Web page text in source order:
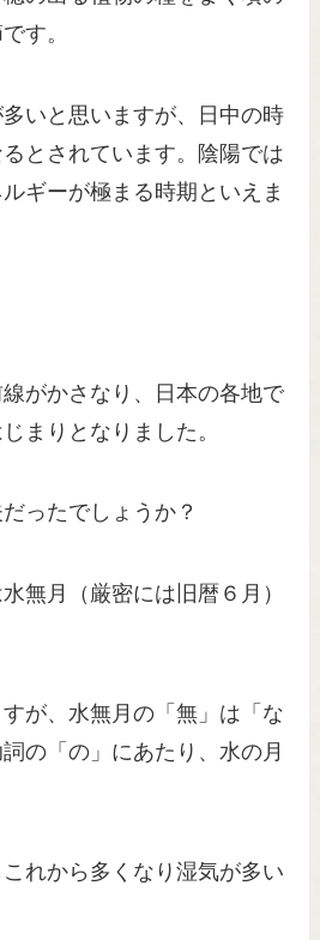
す。
いと思いますが、日中の時
とされています。陰陽では
ギーが極まる時期といえま
がかさなり、日本の各地で
まりとなりました。
ったでしょうか？
無月（厳密には旧暦６月）
が、水無月の「無」は「な
の「の」にあたり、水の月
れから多くなり湿気が多い